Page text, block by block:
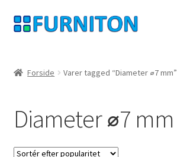
Spring
til
Spring
til
privatliv
fortrydelsesret
Forside Varer tagged “Diameter ⌀7 mm”
Diameter ⌀7 mm